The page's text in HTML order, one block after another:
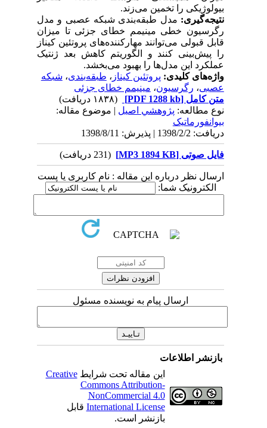
بیولوژیکی را تخمین می‌زند.
نتیجه‌گیری:مدل طبقه‌بندی شبکه عصبی و مدل
رگرسیون خطی مینیمم خطای جزئی تا میزان
قابل قبولی می‌توانند مهارکننده‌های پروتئین کیناز
را پیش‌بینی کنند و الگوریتم کاهش بعد ژنتیک
عملکرد این مدل‌ها را بهبود می‌بخشد.
واژه‌های کلیدی:پروتئین کیناز، طبقه‌بندی،شبکه
عصبی،رگرسیون،مینیمم خطای جزئی
متن کامل[PDF 1288 kb]
نوع مطالعه:پژوهشي اصیل| موضوع مقاله:
بیوانفورماتیک
دریافت: 1398/2/2 | پذیرش: 1398/8/11
فایل صوتی [MP3 1894 KB] (231 دریافت)
ارسال نظر درباره این مقاله : نام کاربری یا پست
الکترونیک شما:
ارسال پیام به نویسنده مسئول
بازنشر اطلاعات
این مقاله تحت شرایطCreative
Commons Attribution-
NonCommercial 4.0
International Licenseقابل
بازنشر است.